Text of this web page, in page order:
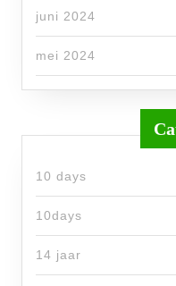
juni 2024
mei 2024
10 days
10days
14 jaar